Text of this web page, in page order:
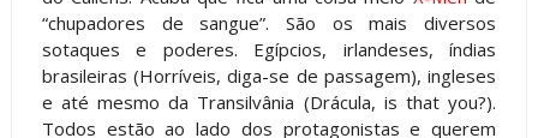
“chupadores de sangue”. São os mais diversos
sotaques e poderes. Egípcios, irlandeses, índias
brasileiras (Horríveis, diga-se de passagem), ingleses
e até mesmo da Transilvânia (Drácula, is that you?).
Todos estão ao lado dos protagonistas e querem